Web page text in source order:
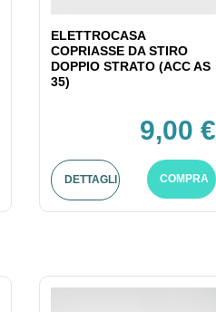
ELETTROCASA
COPRIASSE DA STIRO
DOPPIO STRATO (ACC AS
35)
9,00 €
DETTAGLI COMPRA